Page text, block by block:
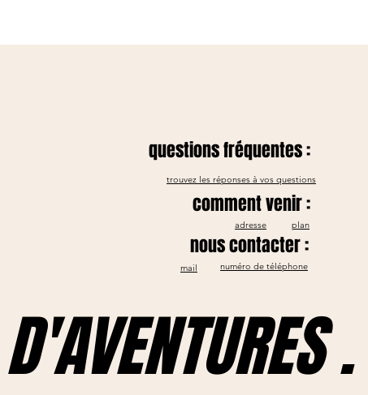
questions fréquentes :
trouvez les réponses à vos questions
comment venir :
adresse plan
nous contacter :
mail numéro de téléphone
.